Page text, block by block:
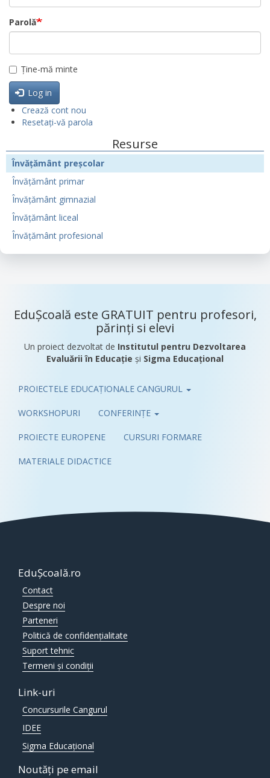
Parolă
Ține-mă minte
Log in
Crează cont nou
Resetați-vă parola
Resurse
Învățământ preșcolar
Învățământ primar
Învățământ gimnazial
Învățământ liceal
Învățământ profesional
EduȘcoală este GRATUIT pentru profesori,
părinți si elevi
Un proiect dezvoltat de Institutul pentru Dezvoltarea
Evaluării în Educație și Sigma Educațional
Pub
PROIECTELE EDUCAȚIONALE CANGURUL
WORKSHOPURI CONFERINȚE
PROIECTE EUROPENE CURSURI FORMARE
MATERIALE DIDACTICE
EduȘcoală.ro
Contact
Despre noi
Parteneri
Politică de confidențialitate
Suport tehnic
Termeni și condiții
Link-uri
Concursurile Cangurul
IDEE
Sigma Educațional
Noutăți pe email